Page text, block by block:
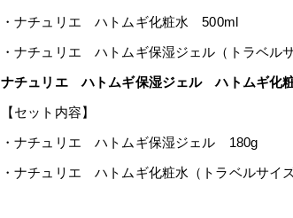
・ナチュリエ ハトムギ化粧水 500ml
・ナチュリエ ハトムギ保湿ジェル（トラベル
ナチュリエ ハトムギ保湿ジェル ハトムギ化
【セット内容】
・ナチュリエ ハトムギ保湿ジェル 180g
・ナチュリエ ハトムギ化粧水（トラベルサ